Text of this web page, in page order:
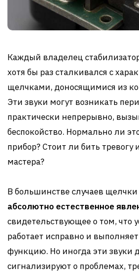
Каждый владелец
хотя бы раз сталкивался с
щелчками, доносящимися из
Эти звуки могут возникать
практически непрерывно,
беспокойство. Нормально ли
прибор? Стоит ли бить тревогу
мастера?
В большинстве случаев щелчки
абсолютно естественное
свидетельствующее о том, что
работает исправно и
функцию. Но иногда эти звуки
сигнализируют о проблемах,